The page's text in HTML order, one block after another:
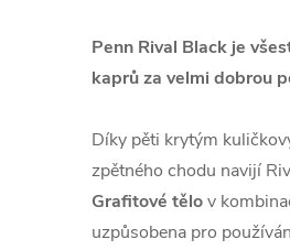
Penn Rival Black je
kaprů za velmi dobrou
Díky pěti krytým
zpětného chodu navijí
Grafitové tělov
uzpůsobena pro